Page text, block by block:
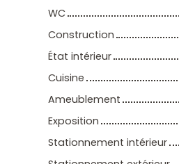
WC
Construction
État intérieur
Cuisine
Ameublement
Exposition
Stationnement intérieur